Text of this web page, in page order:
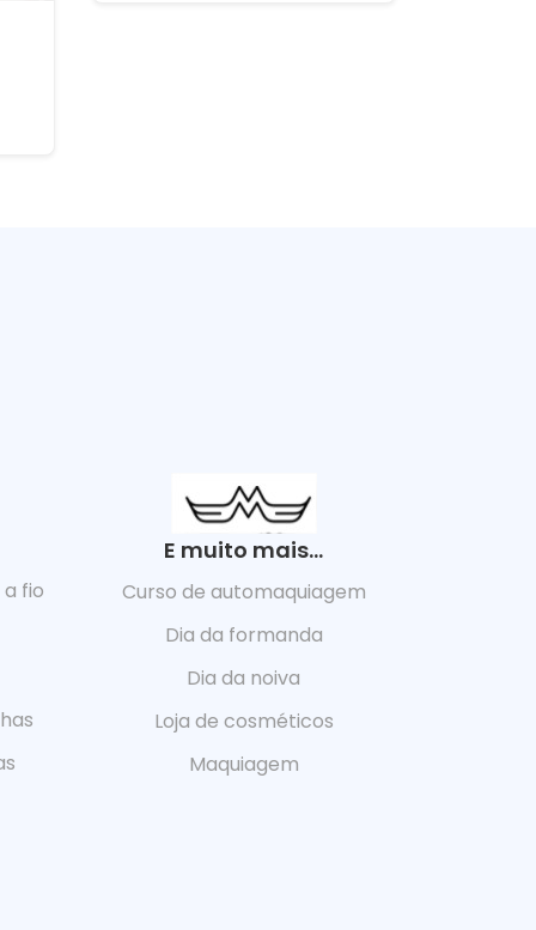
fio
E muito mais...
Curso de automaquiagem
Dia da formanda
Dia da noiva
Loja de cosméticos
Maquiagem